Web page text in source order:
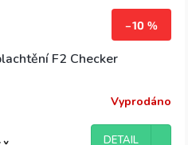
–10 %
F2 Checker
Vyprodáno
DETAIL